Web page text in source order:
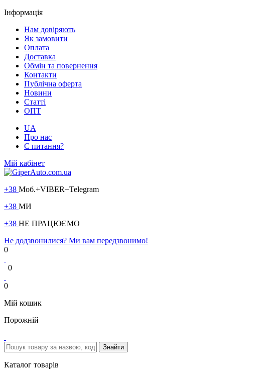
Інформація
Нам довіряють
Як замовити
Оплата
Доставка
Обмін та повернення
Контакти
Публічна оферта
Новини
Статті
ОПТ
UA
Про нас
Є питання?
Мій кабінет
+38 Моб.+VIBER+Telegram
+38 МИ
+38 НЕ ПРАЦЮЄМО
Не додзвонилися? Ми вам передзвонимо!
0
0
0
Мій кошик
Порожній
Каталог товарів